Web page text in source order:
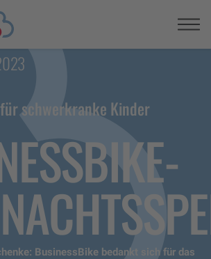
schwerkranke Kinder
BusinessBike bedankt sich für das